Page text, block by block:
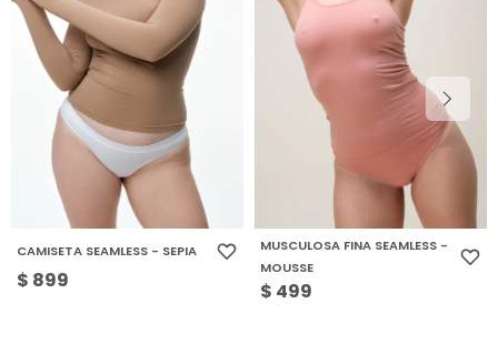
CAMISETA SEAMLESS - SEPIA
$ 899
MUSCULOSA FINA SEAMLESS -
MOUSSE
$ 499